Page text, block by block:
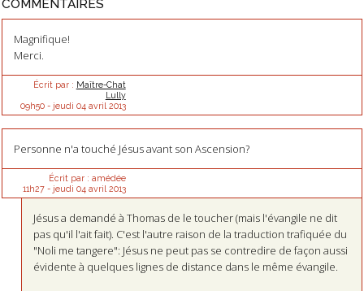
COMMENTAIRES
Magnifique!
Merci.
Écrit par : Maître-Chat
Lully
09h50- jeudi 04 avril 2013
Personne n'a touché Jésus avant son Ascension?
Écrit par : amédée
11h27- jeudi 04 avril 2013
Jésus a demandé à Thomas de le toucher (mais l'évangile ne dit
pas qu'il l'ait fait). C'est l'autre raison de la traduction trafiquée du
"Noli me tangere": Jésus ne peut pas se contredire de façon aussi
évidente à quelques lignes de distance dans le même évangile.